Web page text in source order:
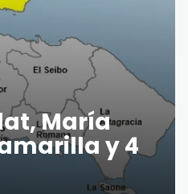
María
y 4